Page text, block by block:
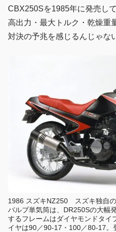
CBX250Sを1985年に発売し
高出力・最大トルク・乾燥重
対決の予兆を感じるんじゃな
1986 スズキNZ250 スズキ独自
バルブ単気筒は、DR250Sの大幅
するフレームはダイヤモンドタイ
イヤは90／90-17・100／80-17。